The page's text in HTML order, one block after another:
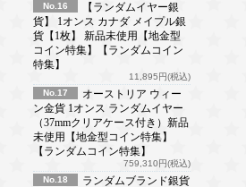
No.16
【ランダムイヤー銀
貨】 1オンス カナダ メイプル銀
貨【1枚】 新品未使用【地金型
コイン特集】【ランダムコイン
特集】
11,895円(税込)
No.17
オーストリア ウィー
ン金貨 1オンス ランダムイヤー
（37mmクリアケース付き）新品
未使用【地金型コイン特集】
【ランダムコイン特集】
759,310円(税込)
No.18
ランダムブランド銀貨